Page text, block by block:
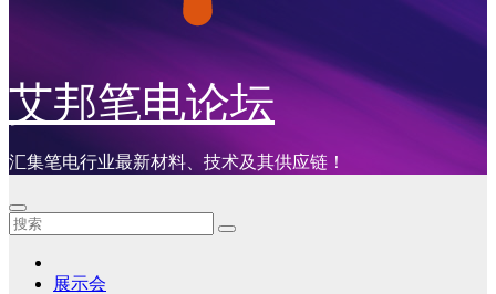
艾邦笔电论坛
汇集笔电行业最新材料、技术及其供应链！
展示会